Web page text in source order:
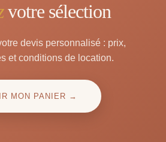
votre sélection
devis personnalisé : prix,
et conditions de location.
MON PANIER →